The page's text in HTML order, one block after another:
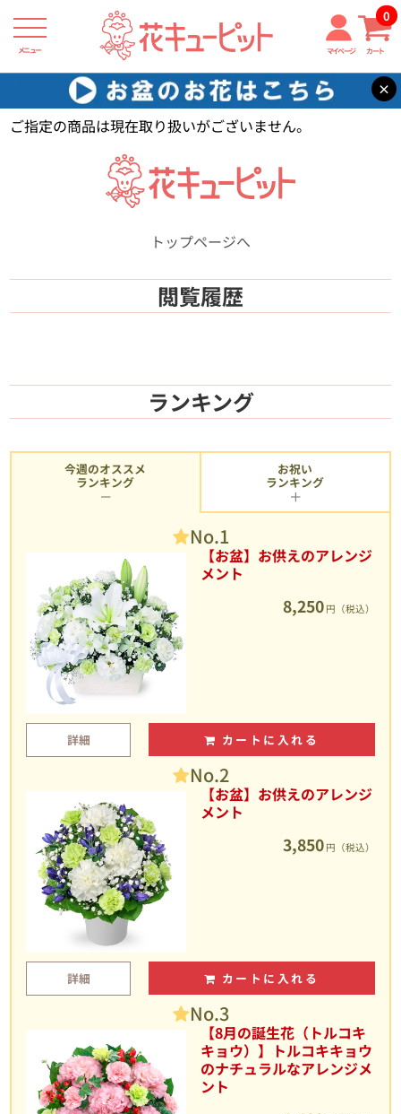
メニュー マイページ カート
0
×
花キューピット 【】
ご指定の商品は現在取り扱いがございません。
トップページへ
閲覧履歴
ランキング
今週のオススメ
ランキング
No.1
【お盆】お供えのアレンジ
メント
8,250 円（税込）
詳細 カートに入れる
No.2
【お盆】お供えのアレンジ
メント
3,850 円（税込）
詳細 カートに入れる
No.3
【8月の誕生花（トルコキ
キョウ）】トルコキキョウ
のナチュラルなアレンジメ
ント
お祝い
ランキング